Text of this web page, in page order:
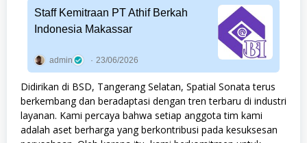
Staff Kemitraan PT Athif Berkah
Indonesia Makassar
admin 23/06/2026
Didirikan di BSD, Tangerang Selatan, Spatial Sonata terus
berkembang dan beradaptasi dengan tren terbaru di industri
layanan. Kami percaya bahwa setiap anggota tim kami
adalah aset berharga yang berkontribusi pada kesuksesan